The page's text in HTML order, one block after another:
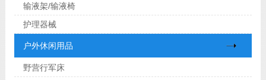
输液架/输液椅
护理器械
户外休闲用品
野营行军床